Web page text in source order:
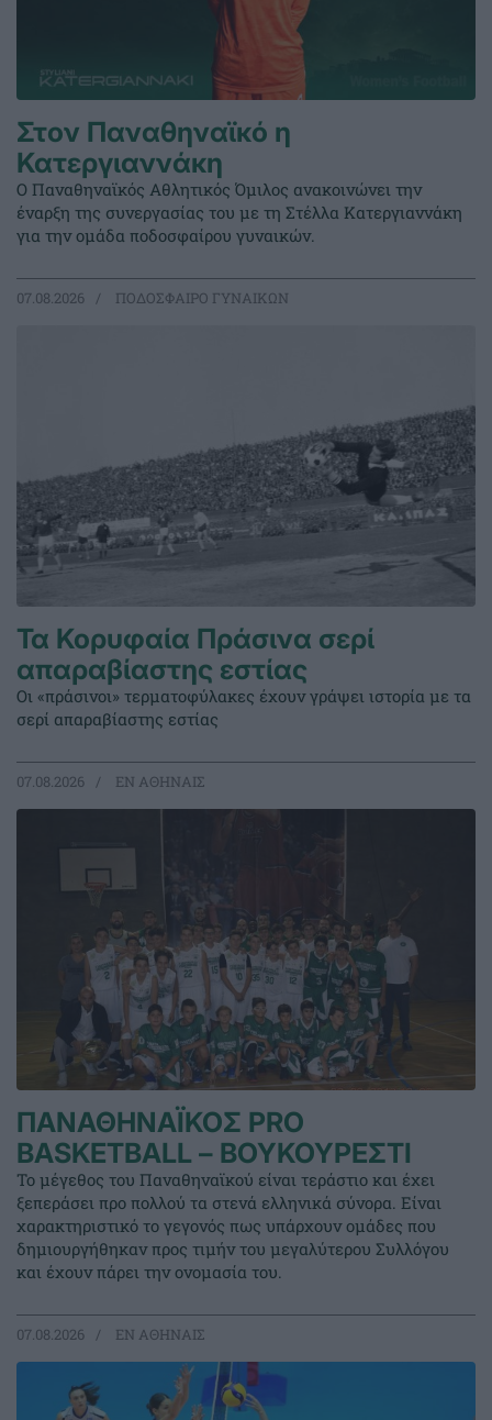
Στον Παναθηναϊκό η
Κατεργιαννάκη
Ο Παναθηναϊκός Αθλητικός Όμιλος ανακοινώνει την
έναρξη της συνεργασίας του με τη Στέλλα Κατεργιαννάκη
για την ομάδα ποδοσφαίρου γυναικών.
07.08.2026 ΠΟΔΟΣΦΑΙΡΟ ΓΥΝΑΙΚΩΝ
Τα Κορυφαία Πράσινα σερί
απαραβίαστης εστίας
Οι «πράσινοι» τερματοφύλακες έχουν γράψει ιστορία με τα
σερί απαραβίαστης εστίας
07.08.2026 EΝ ΑΘΗΝΑΙΣ
ΠΑΝΑΘΗΝΑΪΚΟΣ PRO
BASKETBALL – ΒΟΥΚΟΥΡΕΣΤΙ
Το μέγεθος του Παναθηναϊκού είναι τεράστιο και έχει
ξεπεράσει προ πολλού τα στενά ελληνικά σύνορα. Είναι
χαρακτηριστικό το γεγονός πως υπάρχουν ομάδες που
δημιουργήθηκαν προς τιμήν του μεγαλύτερου Συλλόγου
και έχουν πάρει την ονομασία του.
07.08.2026 EΝ ΑΘΗΝΑΙΣ